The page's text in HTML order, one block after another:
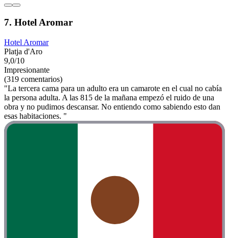
7. Hotel Aromar
Hotel Aromar
Platja d'Aro
9,0/10
Impresionante
(319 comentarios)
"La tercera cama para un adulto era un camarote en el cual no cabía
la persona adulta. A las 815 de la mañana empezó el ruido de una
obra y no pudimos descansar. No entiendo como sabiendo esto dan
esas habitaciones. "